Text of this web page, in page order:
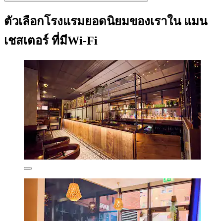
ตัวเลือกโรงแรมยอดนิยมของเราใน แมน
เชสเตอร์ ที่มีWi-Fi